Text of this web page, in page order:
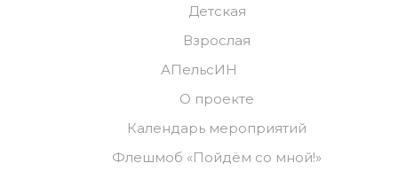
Детская
Взрослая
АПельсИН
О проекте
Календарь мероприятий
Флешмоб «Пойдём со мной!»